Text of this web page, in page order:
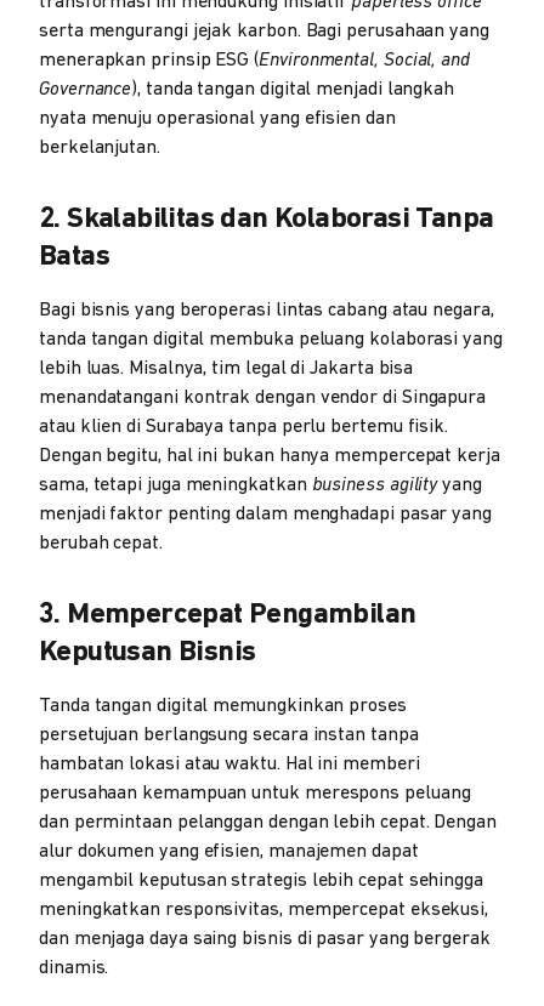
serta mengurangi jejak karbon. Bagi perusahaan yang
menerapkan prinsip ESG (Environmental, Social, and
Governance), tanda tangan digital menjadi langkah
nyata menuju operasional yang efisien dan
berkelanjutan.
2. Skalabilitas dan Kolaborasi Tanpa
Batas
Bagi bisnis yang beroperasi lintas cabang atau negara,
tanda tangan digital membuka peluang kolaborasi yang
lebih luas. Misalnya, tim legal di Jakarta bisa
menandatangani kontrak dengan vendor di Singapura
atau klien di Surabaya tanpa perlu bertemu fisik.
Dengan begitu, hal ini bukan hanya mempercepat kerja
sama, tetapi juga meningkatkan business agilityyang
menjadi faktor penting dalam menghadapi pasar yang
berubah cepat.
3. Mempercepat Pengambilan
Keputusan Bisnis
Tanda tangan digital memungkinkan proses
persetujuan berlangsung secara instan tanpa
hambatan lokasi atau waktu. Hal ini memberi
perusahaan kemampuan untuk merespons peluang
dan permintaan pelanggan dengan lebih cepat. Dengan
alur dokumen yang efisien, manajemen dapat
mengambil keputusan strategis lebih cepat sehingga
meningkatkan responsivitas, mempercepat eksekusi,
dan menjaga daya saing bisnis di pasar yang bergerak
dinamis.